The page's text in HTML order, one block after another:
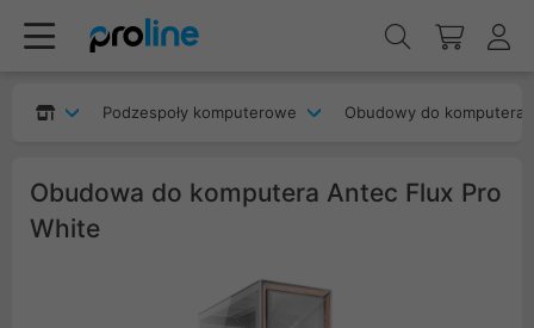
Podzespoły komputerowe Obudowy do komputera
Obudowa do komputera Antec Flux Pro
White